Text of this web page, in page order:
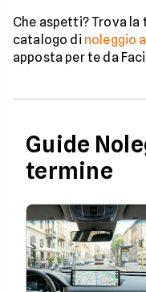
Che aspetti? Trova
catalogo di noleggio
apposta per te da
Guide
termine